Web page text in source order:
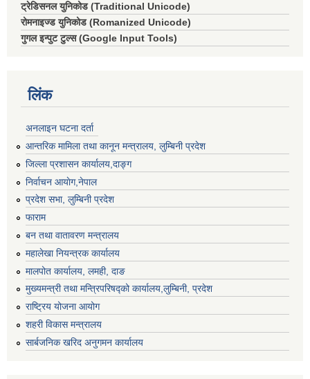
ट्रेडिसनल युनिकोड (Traditional Unicode)
रोमनाइज्ड युनिकोड (Romanized Unicode)
गुगल इन्पुट टुल्स (Google Input Tools)
लिंक
अनलाइन घटना दर्ता
आन्तरिक मामिला तथा कानून मन्त्रालय, लुम्बिनी प्रदेश
जिल्ला प्रशासन कार्यालय,दाङ्ग
निर्वाचन आयाेग,नेपाल
प्रदेश सभा, लुम्बिनी प्रदेश
फाराम
बन तथा वातावरण मन्त्रालय
महालेखा नियन्त्रक कार्यालय
मालपोत कार्यालय, लमही, दाङ
मुख्यमन्त्री तथा मन्त्रिपरिषद्को कार्यालय,लुम्बिनी, प्रदेश
राष्ट्रिय योजना आयोग
शहरी विकास मन्त्रालय
सार्बजनिक खरिद अनुगमन कार्यालय